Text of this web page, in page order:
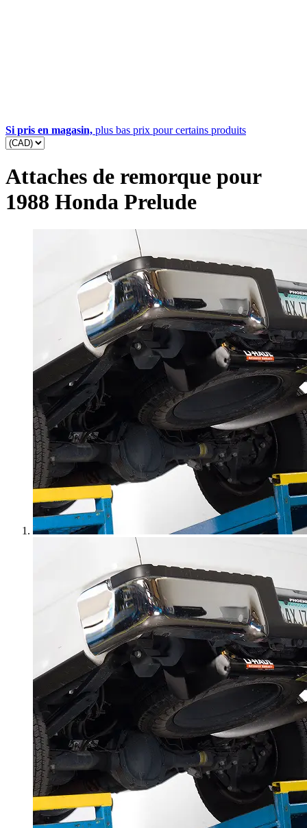
Si pris en magasin, plus bas prix pour certains produits
Attaches de remorque pour
1988 Honda Prelude